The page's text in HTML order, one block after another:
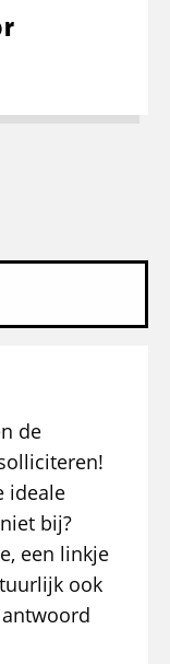
de
ideale
bij?
een linkje
ook